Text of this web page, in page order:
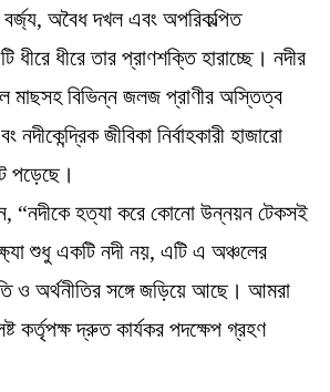
বর্জ্য, অবৈধ দখল এবং অপরিকল্পিত
ধীরে ধীরে তার প্রাণশক্তি হারাচ্ছে। নদীর
মাছসহ বিভিন্ন জলজ প্রাণীর অস্তিত্ব
জীবিকা নির্বাহকারী হাজারো
পড়েছে।
“নদীকে হত্যা করে কোনো উন্নয়ন টেকসই
শুধু একটি নদী নয়, এটি এ অঞ্চলের
ও অর্থনীতির সঙ্গে জড়িয়ে আছে। আমরা
কর্তৃপক্ষ দ্রুত কার্যকর পদক্ষেপ গ্রহণ